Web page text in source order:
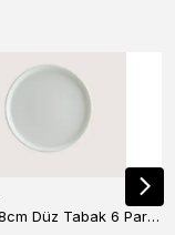
Hygge 28cm Düz Tabak 6 Parça